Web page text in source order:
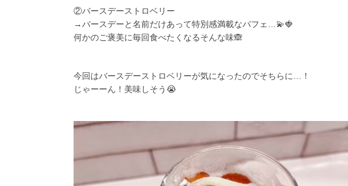
②バースデーストロベリー
→バースデーと名前だけあって特別感満載なパフェ…💫🍓
何かのご褒美に毎回食べたくなるそんな味🙈
今回はバースデーストロベリーが気になったのでそちらに…！
じゃーーん！美味しそう😭